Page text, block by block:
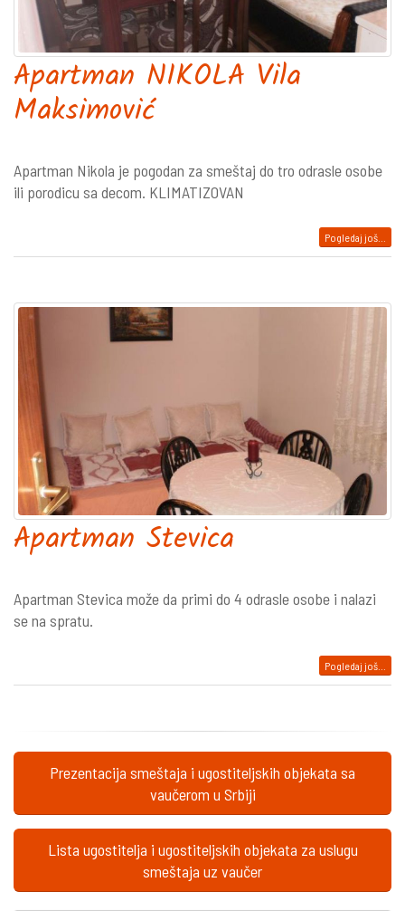
Apartman NIKOLA Vila
Maksimović
Apartman Nikola je pogodan za smeštaj do tro odrasle osobe
ili porodicu sa decom. KLIMATIZOVAN
Pogledaj još...
Apartman Stevica
Apartman Stevica može da primi do 4 odrasle osobe i nalazi
se na spratu.
Pogledaj još...
Prezentacija smeštaja i ugostiteljskih objekata sa
vaučerom u Srbiji
Lista ugostitelja i ugostiteljskih objekata za uslugu
smeštaja uz vaučer